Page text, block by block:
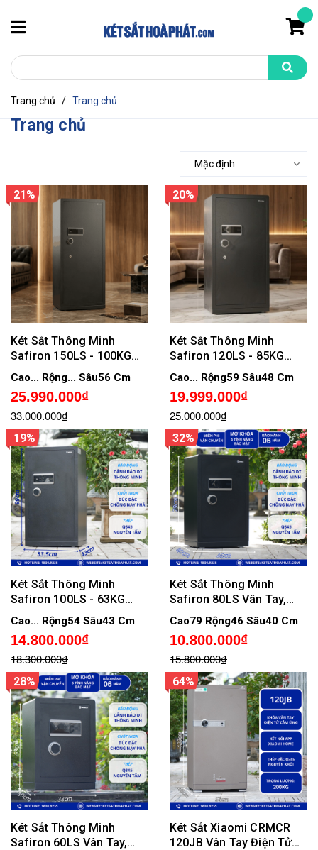
Trang chủ / Trang chủ
Trang chủ
Mặc định
21%
Két Sắt Thông Minh
Safiron 150LS - 100KG
Khóa Vân Tay, Điện Tử,
Kết Nối APP Điện Tử
Cao... Rộng... Sâu56 Cm
25.990.000₫
33.000.000₫
20%
Két Sắt Thông Minh
Safiron 120LS - 85KG
Khóa Vân Tay, Điện Tử,
Kết Nối APP Điện Tử
Cao... Rộng59 Sâu48 Cm
19.999.000₫
25.000.000₫
19%
Két Sắt Thông Minh
Safiron 100LS - 63KG
Khóa Vân Tay, Điện Tử,
Kết Nối APP Điện Tử
Cao... Rộng54 Sâu43 Cm
14.800.000₫
18.300.000₫
32%
Két Sắt Thông Minh
Safiron 80LS Vân Tay,
Điện Tử, Kết Nối APP Điện
Tử
Cao79 Rộng46 Sâu40 Cm
10.800.000₫
15.800.000₫
28%
Két Sắt Thông Minh
Safiron 60LS Vân Tay,
64%
Két Sắt Xiaomi CRMCR
120JB Vân Tay Điện Tử